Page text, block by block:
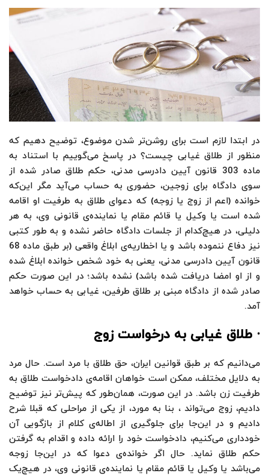
در ابتدا لازم است برای روشن‌تر شدن موضوع، توضیح دهیم که
منظور از طلاق غیابی چیست؟ در پاسخ می‌گوییم با استناد به
ماده 303 قانون آیین دادرسی مدنی، حکم طلاق صادر شده از
سوی دادگاه برای زوجین، حضوری به حساب می‌آید مگر این‌که
خوانده (اعم از زوج یا زوجه) که دعوای طلاق به طرفیت او اقامه
شده است یا وکیل یا قائم مقام یا نماینده‌ی قانونی وی، به هر
دلیلی، در هیچ‌کدام از جلسات دادگاه حاضر نشده و به طور کتبی
نیز دفاع ننموده باشد و یا اخطاریه‌ی ابلاغ واقعی (بر طبق ماده 68
قانون آیین دادرسی مدنی، یعنی به خود شخص خوانده ابلاغ شده
و از او امضا دریافت شده باشد) نشده باشد؛ در این صورت حکم
صادر شده از دادگاه مبنی بر طلاق طرفین، غیابی به حساب خواهد
آمد.
· طلاق غیابی به درخواست زوج
می‌دانیم که بر طبق قوانین ایران، حق طلاق با مرد است. حال مرد
به دلایل مختلف، ممکن است خواهان اقامه‌ی دادخواست طلاق به
طرفیت زن باشد. در این صورت، همان‌طور که پیش‌تر نیز توضیح
دادیم، زوج می‌تواند ، بنا به مورد، از یکی از مراحلی که قبلا شرح
دادیم و در این‌جا برای جلوگیری از اطاله‌ی کلام از بازگویی آن
خودداری می‌کنیم، دادخواست خود را ارائه داده و اقدام به گرفتن
حکم طلاق نماید. حال اگر خوانده‌ی دعوا که در این‌جا زوجه
می‌باشد یا وکیل یا قائم مقام یا نماینده‌ی قانونی وی، در هیچ‌یک